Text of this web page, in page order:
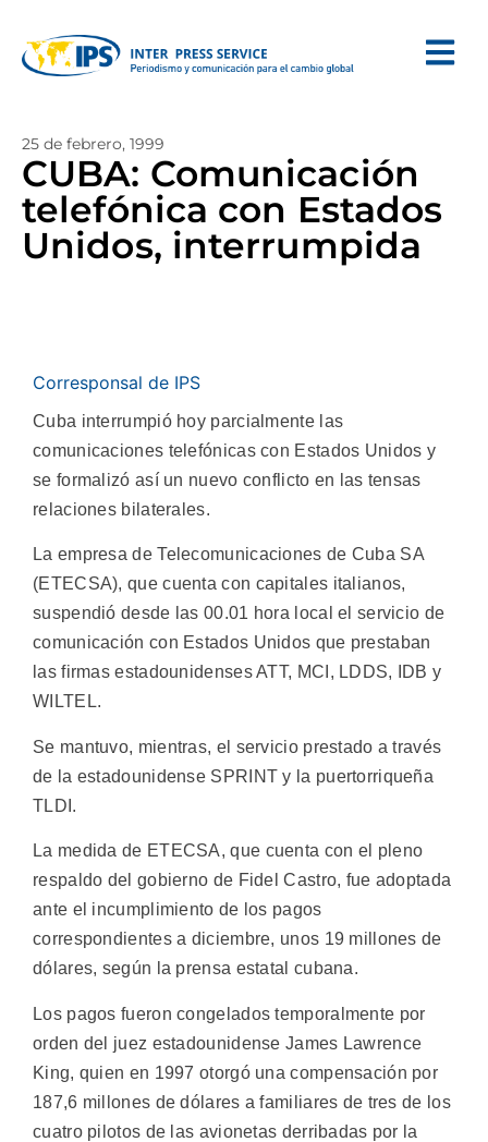
25 de febrero, 1999
CUBA: Comunicación
telefónica con Estados
Unidos, interrumpida
Corresponsal de IPS
Cuba interrumpió hoy parcialmente las
comunicaciones telefónicas con Estados Unidos y
se formalizó así un nuevo conflicto en las tensas
relaciones bilaterales.
La empresa de Telecomunicaciones de Cuba SA
(ETECSA), que cuenta con capitales italianos,
suspendió desde las 00.01 hora local el servicio de
comunicación con Estados Unidos que prestaban
las firmas estadounidenses ATT, MCI, LDDS, IDB y
WILTEL.
Se mantuvo, mientras, el servicio prestado a través
de la estadounidense SPRINT y la puertorriqueña
TLDI.
La medida de ETECSA, que cuenta con el pleno
respaldo del gobierno de Fidel Castro, fue adoptada
ante el incumplimiento de los pagos
correspondientes a diciembre, unos 19 millones de
dólares, según la prensa estatal cubana.
Los pagos fueron congelados temporalmente por
orden del juez estadounidense James Lawrence
King, quien en 1997 otorgó una compensación por
187,6 millones de dólares a familiares de tres de los
cuatro pilotos de las avionetas derribadas por la